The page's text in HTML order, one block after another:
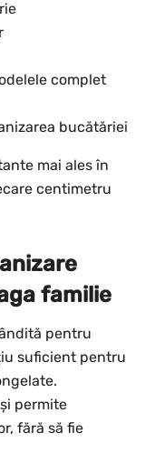
complet
bucătăriei
mai ales în
centimetru
familie
pentru
suficient pentru
permite
fără să fie